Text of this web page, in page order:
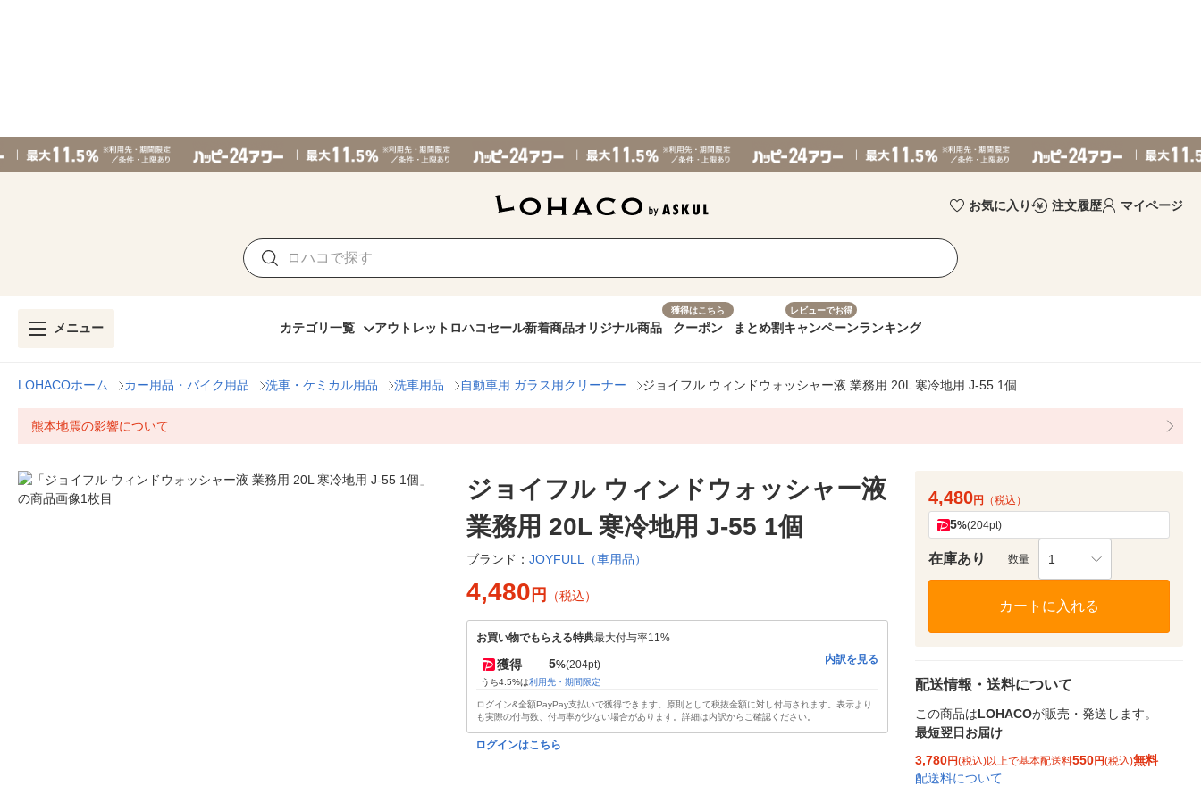
お気に入り 注文履歴 マイページ
メニュー カテゴリ一覧 アウトレット ロハコセール新着商品オリジナル商品
獲得はこちら
クーポン まとめ割
レビューでお得
キャンペーンランキング
LOHACOホーム カー用品・バイク用品 洗車・ケミカル用品 洗車用品 自動車用 ガラス用クリーナー ジョイフル ウィンドウォッシャー液 業務用 20L 寒冷地用 J-55 1個
熊本地震の影響について
ジョイフル ウィンドウォッシャー液
業務用 20L 寒冷地用 J-55 1個
ブランド： JOYFULL（車用品）
4,480 円 （税込）
お買い物でもらえる特典最大付与率11%
獲得 5%(204pt)
うち4.5%は利用先・期間限定
内訳を見る
ログイン&全額PayPay支払いで獲得できます。原則として税抜金額に対し付与されます。表示より
も実際の付与数、付与率が少ない場合があります。詳細は内訳からご確認ください。
ログインはこちら
4,480円 （税込）
5%(204pt)
在庫あり 数量 1
カートに入れる
配送情報・送料について
この商品はLOHACOが販売・発送します。
最短翌日お届け
3,780円(税込)以上で基本配送料550円(税込)無料
配送料について